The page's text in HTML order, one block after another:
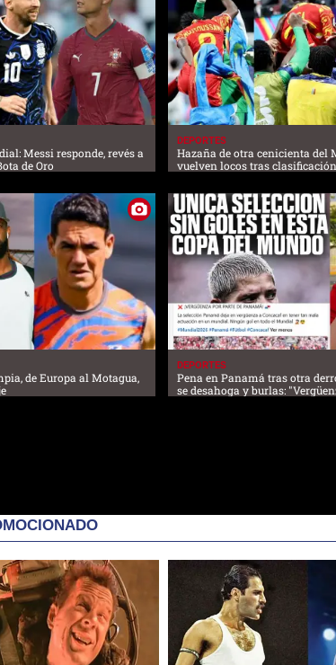
Messi responde, revés a
de Oro
DEPORTES
Hazaña de otra cenicienta del
vuelven locos tras clasificación
de Europa al Motagua,
DEPORTES
Pena en Panamá tras otra
se desahoga y burlas: